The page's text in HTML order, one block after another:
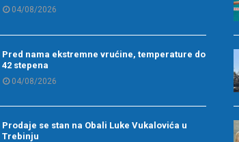
04/08/2026
Pred nama ekstremne vrućine, temperature do
42 stepena
04/08/2026
Prodaje se stan na Obali Luke Vukalovića u
Trebinju